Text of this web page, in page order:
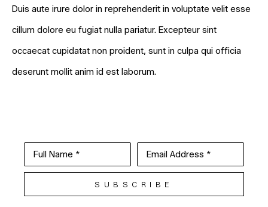
Duis aute irure dolor in reprehenderit in voluptate velit esse
cillum dolore eu fugiat nulla pariatur. Excepteur sint
occaecat cupidatat non proident, sunt in culpa qui officia
deserunt mollit anim id est laborum.
Full Name * Email Address *
SUBSCRIBE